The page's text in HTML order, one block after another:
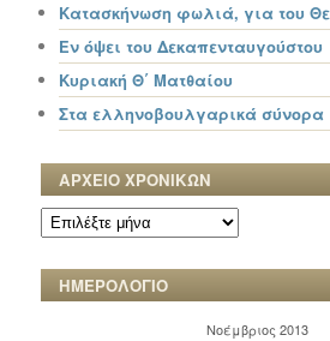
Κατασκήνωση φωλιά, για του
Εν όψει του Δεκαπενταυγούστου
Κυριακή Θ΄ Ματθαίου
Στα ελληνοβουλγαρικά σύνορα
ΑΡΧΕΙΟ ΧΡΟΝΙΚΩΝ
ΑΡΧΕΙΟ
ΧΡΟΝΙΚΩΝ
ΗΜΕΡΟΛΟΓΙΟ
Νοέμβριος 2013